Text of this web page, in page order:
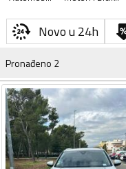
Novo u 24h
Pronađeno 2